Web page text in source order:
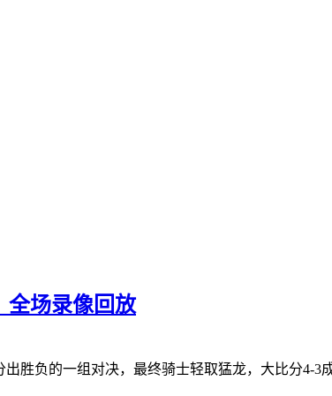
全场录像回放
胜负的一组对决，最终骑士轻取猛龙，大比分4-3